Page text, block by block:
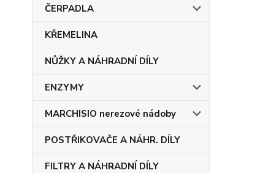
ČERPADLA
KŘEMELINA
NŮŽKY A NÁHRADNÍ DÍLY
ENZYMY
MARCHISIO nerezové nádoby
POSTŘIKOVAČE A NÁHR. DÍLY
FILTRY A NÁHRADNÍ DÍLY